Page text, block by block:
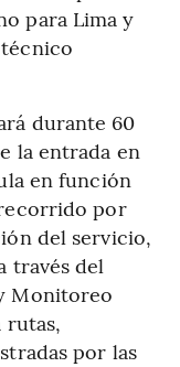
para Lima y
durante 60
la entrada en
en función
por
del servicio,
través del
Monitoreo
rutas,
por las